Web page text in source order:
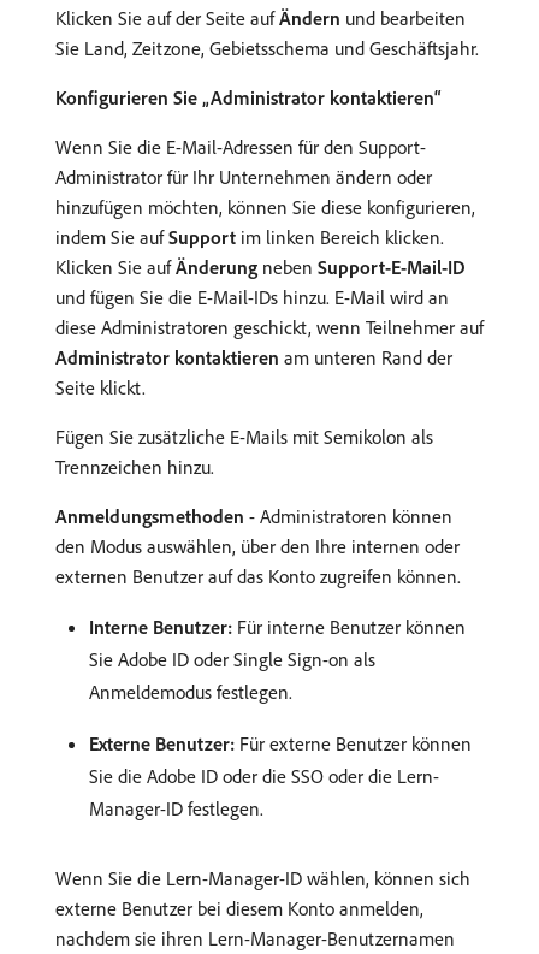
Klicken Sie auf der Seite aufÄndern und bearbeiten
Sie Land, Zeitzone, Gebietsschema und Geschäftsjahr.
Konfigurieren Sie „Administrator kontaktieren“
Wenn Sie die E-Mail-Adressen für den Support-
Administrator für Ihr Unternehmen ändern oder
hinzufügen möchten, können Sie diese konfigurieren,
indem Sie aufSupport im linken Bereich klicken.
Klicken Sie aufÄnderung neben Support-E-Mail-ID
und fügen Sie die E-Mail-IDs hinzu. E-Mail wird an
diese Administratoren geschickt, wenn Teilnehmer auf
Administrator kontaktieren am unteren Rand der
Seite klickt.
Fügen Sie zusätzliche E-Mails mit Semikolon als
Trennzeichen hinzu.
Anmeldungsmethoden - Administratoren können
den Modus auswählen, über den Ihre internen oder
externen Benutzer auf das Konto zugreifen können.
Interne Benutzer: Für interne Benutzer können
Sie Adobe ID oder Single Sign-on als
Anmeldemodus festlegen.
Externe Benutzer: Für externe Benutzer können
Sie die Adobe ID oder die SSO oder die Lern-
Manager-ID festlegen.
Wenn Sie die Lern-Manager-ID wählen, können sich
externe Benutzer bei diesem Konto anmelden,
nachdem sie ihren Lern-Manager-Benutzernamen